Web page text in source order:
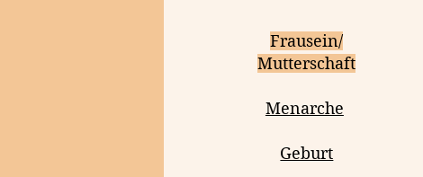
Frausein/
Mutterschaft
Menarche
Geburt